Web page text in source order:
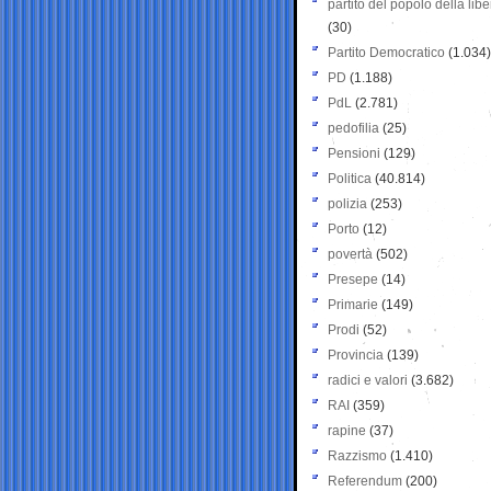
partito del popolo della
(30)
Partito Democratico (1.034)
PD (1.188)
PdL (2.781)
pedofilia (25)
Pensioni (129)
Politica (40.814)
polizia (253)
Porto (12)
povertà (502)
Presepe (14)
Primarie (149)
Prodi (52)
Provincia (139)
radici e valori (3.682)
RAI (359)
rapine (37)
Razzismo (1.410)
Referendum (200)